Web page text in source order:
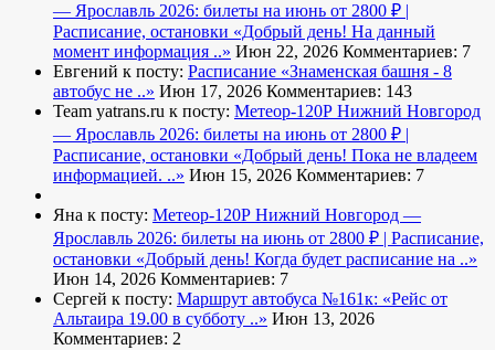
— Ярославль 2026: билеты на июнь от 2800 ₽ |
Расписание, остановки «Добрый день! На данный
момент информация ..» Июн 22, 2026 Комментариев: 7
Евгений к посту: Расписание «Знаменская башня - 8
автобус не ..» Июн 17, 2026 Комментариев: 143
Team yatrans.ru к посту: Метеор-120Р Нижний Новгород
— Ярославль 2026: билеты на июнь от 2800 ₽ |
Расписание, остановки «Добрый день! Пока не владеем
информацией. ..» Июн 15, 2026 Комментариев: 7
Яна к посту: Метеор-120Р Нижний Новгород —
Ярославль 2026: билеты на июнь от 2800 ₽ | Расписание,
остановки «Добрый день! Когда будет расписание на ..»
Июн 14, 2026 Комментариев: 7
Сергей к посту: Маршрут автобуса №161к: «Рейс от
Альтаира 19.00 в субботу ..» Июн 13, 2026
Комментариев: 2